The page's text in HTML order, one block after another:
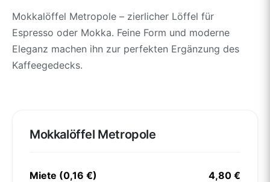
Mokkalöffel Metropole – zierlicher Löffel für
Espresso oder Mokka. Feine Form und moderne
Eleganz machen ihn zur perfekten Ergänzung des
Kaffeegedecks.
Mokkalöffel Metropole
Miete (0,16 €)
4,80 €